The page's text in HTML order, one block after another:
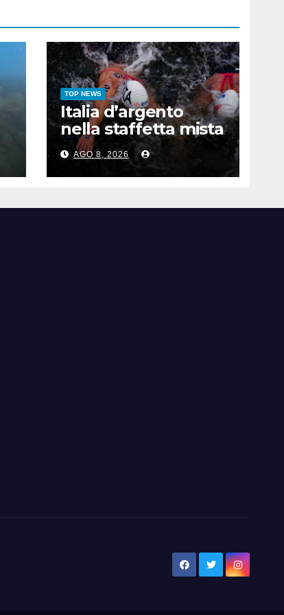
TOP NEWS
Italia d’argento
nella staffetta mista
agli Europei di
nuoto di fondo
AGO 8, 2026